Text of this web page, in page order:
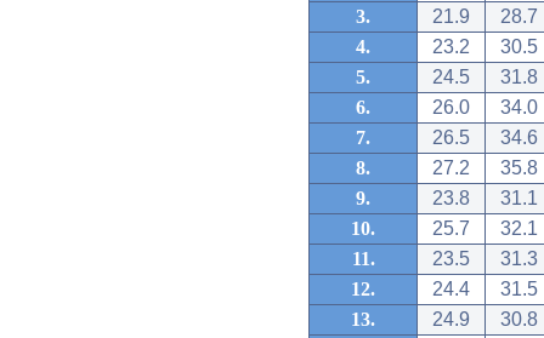
3.
21.9
28.7
4.
23.2
30.5
5.
24.5
31.8
6.
26.0
34.0
7.
26.5
34.6
8.
27.2
35.8
9.
23.8
31.1
10.
25.7
32.1
11.
23.5
31.3
12.
24.4
31.5
13.
24.9
30.8